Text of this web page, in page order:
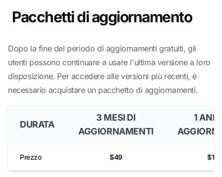
Pacchetti di aggiornamento
Dopo la fine del periodo di aggiornamenti gratuiti, gli
utenti possono continuare a usare l'ultima versione a loro
disposizione. Per accedere alle versioni più recenti, è
necessario acquistare un pacchetto di aggiornamenti.
DURATA
3 MESI DI
AGGIORNAMENTI
1
Prezzo $49